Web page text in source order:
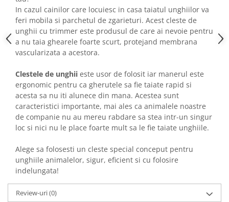
In cazul cainilor care locuiesc in casa taiatul unghiilor va
feri mobila si parchetul de zgarieturi. Acest cleste de
unghii cu trimmer este produsul de care ai nevoie pentru
a nu taia ghearele foarte scurt, protejand membrana
vascularizata a acestora.
Clestele de unghii este usor de folosit iar manerul este
ergonomic pentru ca gherutele sa fie taiate rapid si
acesta sa nu iti alunece din mana. Acestea sunt
caracteristici importante, mai ales ca animalele noastre
de companie nu au mereu rabdare sa stea intr-un singur
loc si nici nu le place foarte mult sa le fie taiate unghiile.
Alege sa folosesti un cleste special conceput pentru
unghiile animalelor, sigur, eficient si cu folosire
indelungata!
Review-uri(0)